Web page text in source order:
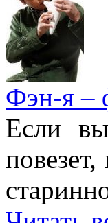
Фэн-я –
Если